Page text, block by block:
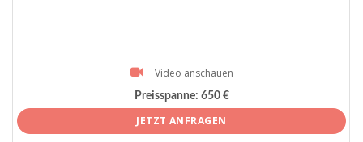
Video anschauen
Preisspanne: 650 €
JETZT ANFRAGEN